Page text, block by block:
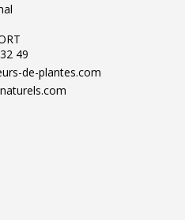
49
de-plantes.com